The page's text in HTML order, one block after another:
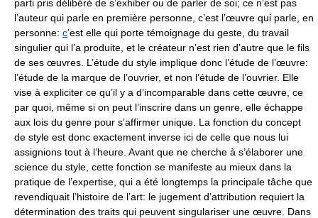
parti pris délibéré de s’exhiber ou de parler de soi; ce n’est pas
l’auteur qui parle en première personne, c’est l’œuvre qui parle, en
personne: c’est elle qui porte témoignage du geste, du travail
singulier qui l’a produite, et le créateur n’est rien d’autre que le fils
de ses œuvres. L’étude du style implique donc l’étude de l’œuvre:
l’étude de la marque de l’ouvrier, et non l’étude de l’ouvrier. Elle
vise à expliciter ce qu’il y a d’incomparable dans cette œuvre, ce
par quoi, même si on peut l’inscrire dans un genre, elle échappe
aux lois du genre pour s’affirmer unique. La fonction du concept
de style est donc exactement inverse ici de celle que nous lui
assignions tout à l’heure. Avant que ne cherche à s’élaborer une
science du style, cette fonction se manifeste au mieux dans la
pratique de l’expertise, qui a été longtemps la principale tâche que
revendiquait l’histoire de l’art: le jugement d’attribution requiert la
détermination des traits qui peuvent singulariser une œuvre. Dans